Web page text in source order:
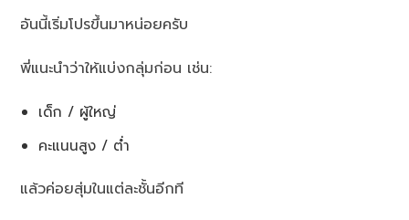
อันนี้เริ่มโปรขึ้นมาหน่อยครับ
พี่แนะนำว่าให้แบ่งกลุ่มก่อน เช่น:
เด็ก / ผู้ใหญ่
คะแนนสูง / ต่ำ
แล้วค่อยสุ่มในแต่ละชั้นอีกที